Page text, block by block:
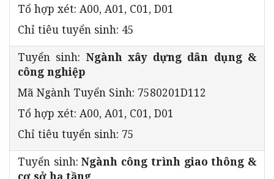
Tổ hợp xét: A00, A01, C01, D01
Chỉ tiêu tuyển sinh: 45
Tuyển sinh: Ngành xây dựng dân dụng &
công nghiệp
Mã Ngành Tuyển Sinh: 7580201D112
Tổ hợp xét: A00, A01, C01, D01
Chỉ tiêu tuyển sinh: 75
Tuyển sinh:Ngành công trình giao thông &
cơ sở hạ tầng